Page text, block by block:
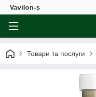
Vavilon-s
Товари та послуги